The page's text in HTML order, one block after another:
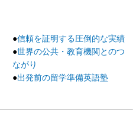
信頼を証明する圧倒的な実績
世界の公共・教育機関とのつ
ながり
出発前の留学準備英語塾